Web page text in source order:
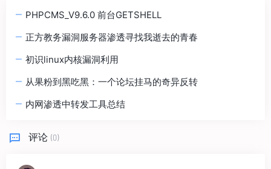
PHPCMS_V9.6.0 前台GETSHELL
正方教务漏洞服务器渗透寻找我逝去的青春
初识linux内核漏洞利用
从果粉到黑吃黑：一个论坛挂马的奇异反转
内网渗透中转发工具总结
评论 (0)